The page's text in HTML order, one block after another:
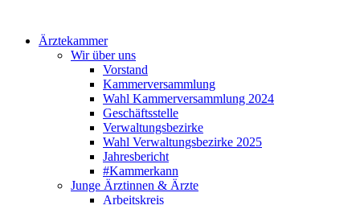
Ärztekammer
Wir über uns
Vorstand
Kammerversammlung
Wahl Kammerversammlung 2024
Geschäftsstelle
Verwaltungsbezirke
Wahl Verwaltungsbezirke 2025
Jahresbericht
#Kammerkann
Junge Ärztinnen & Ärzte
Arbeitskreis